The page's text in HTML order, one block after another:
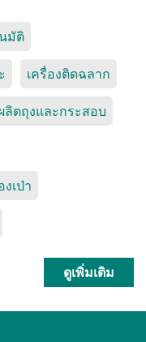
มัติ
เครื่องติดฉลาก
ลิตถุงและกระสอบ
งเป่า
ดูเพิ่มเติม